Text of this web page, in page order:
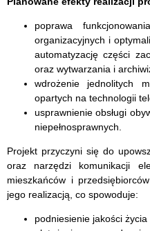
poprawa
organizacyjnych i
automatyzację części
oraz wytwarzania i
wdrożenie jednolitych
opartych na technologii
usprawnienie obsługi
niepełnosprawnych.
Projekt przyczyni się do
oraz narzędzi komunikacji
mieszkańców i
jego realizacją, co spowoduje:
podniesienie jakości